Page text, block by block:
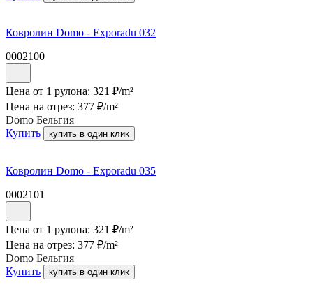
Ковролин Domo - Exporadu 032
0002100
Цена от 1 рулона: 321 ₽/m²
Цена на отрез: 377 ₽/m²
Domo Бельгия
Купить
купить в один клик
Ковролин Domo - Exporadu 035
0002101
Цена от 1 рулона: 321 ₽/m²
Цена на отрез: 377 ₽/m²
Domo Бельгия
Купить
купить в один клик